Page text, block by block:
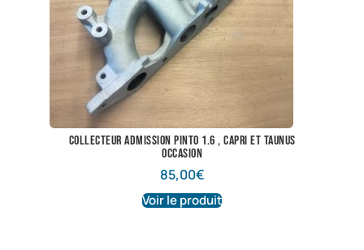
collecteur admission pinto 1.6 , capri et taunus
occasion
85,00€
Voir le produit